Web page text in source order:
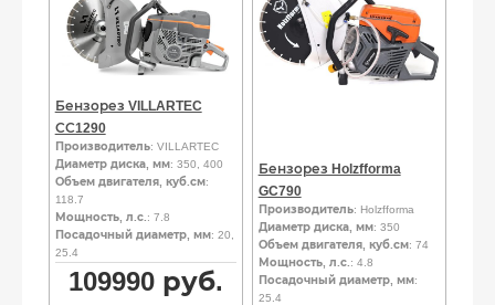
Бензорез VILLARTEC
СС1290
Производитель: VILLARTEC
Диаметр диска, мм: 350, 400
Объем двигателя, куб.см:
118.7
Мощность, л.с. : 7.8
Посадочный диаметр, мм: 20,
25.4
109990руб.
Бензорез Holzfforma
GC790
Производитель: Holzfforma
Диаметр диска, мм: 350
Объем двигателя, куб.см: 74
Мощность, л.с. : 4.8
Посадочный диаметр, мм:
25.4